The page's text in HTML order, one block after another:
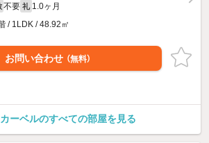
不要 礼 1.0ヶ月
/ 1LDK / 48.92㎡
お問い合わせ （無料）
ーベルのすべての部屋を見る